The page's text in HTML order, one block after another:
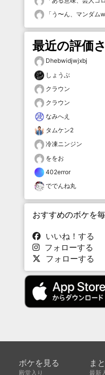
「 う〜ん、マンダムw
最近の評価
Dhebwidjwjxbj
しょうぶ
クラウン
クラウン
なみへえ
タムケン2
冷凍ニンジン
ををお
402error
ででんね丸
おすすめのボケを
いいね！する
フォローする
フォローする
ボケを見る
殿堂入り
ま
最新